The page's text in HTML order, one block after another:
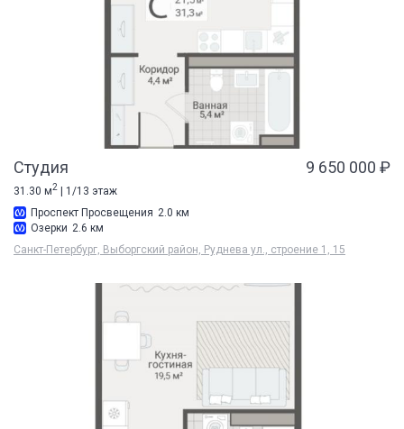
Студия 9 650 000 ₽
31.30 м2
| 1/13 этаж
Проспект Просвещения 2.0 км
Озерки 2.6 км
Санкт-Петербург, Выборгский район, Руднева ул., строение 1, 15